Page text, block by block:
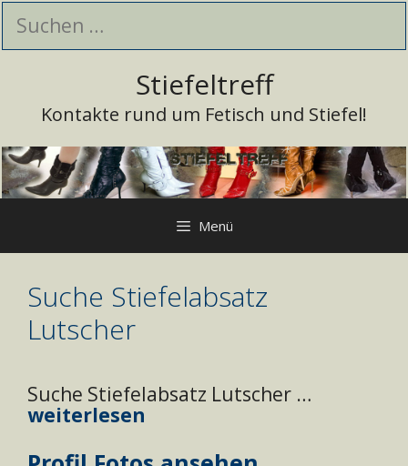
Zum
Inhalt
springen
Suchen
nach:
Stiefeltreff
Kontakte rund um Fetisch und Stiefel!
Menü
Suche Stiefelabsatz
Lutscher
Suche Stiefelabsatz Lutscher …
weiterlesen